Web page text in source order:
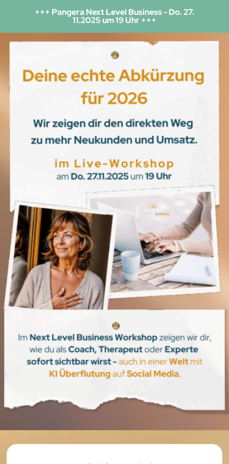
+++ Pangera Next Level Business - Do. 27.
11.2025 um 19 Uhr +++